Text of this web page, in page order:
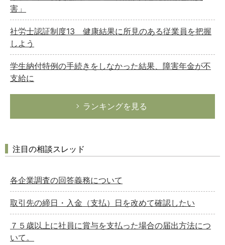
害」
社労士認証制度13 健康結果に所見のある従業員を把握
しよう
学生納付特例の手続きをしなかった結果、障害年金が不
支給に
ランキングを見る
注目の相談スレッド
各企業調査の回答義務について
取引先の締日・入金（支払）日を改めて確認したい
７５歳以上に社員に賞与を支払った場合の届出方法につ
いて。